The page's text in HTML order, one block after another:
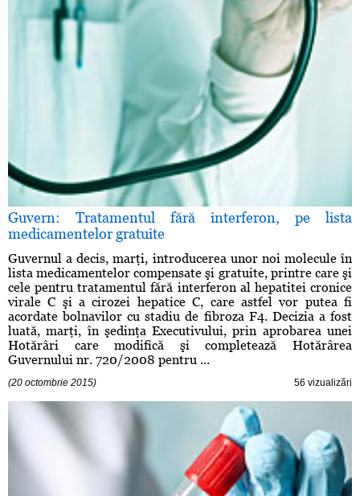
Guvern: Tratamentul fără interferon, pe lista
medicamentelor gratuite
Guvernul a decis, marţi, introducerea unor noi molecule în
lista medicamentelor compensate şi gratuite, printre care şi
cele pentru tratamentul fără interferon al hepatitei cronice
virale C şi a cirozei hepatice C, care astfel vor putea fi
acordate bolnavilor cu stadiu de fibroza F4. Decizia a fost
luată, marţi, în şedinţa Executivului, prin aprobarea unei
Hotărâri care modifică şi completează Hotărârea
Guvernului nr. 720/2008 pentru ...
(20 octombrie 2015) 56 vizualizări